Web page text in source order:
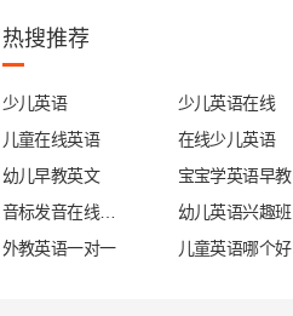
热搜推荐
少儿英语
少儿英语在线
儿童在线英语
在线少儿英语
幼儿早教英文
宝宝学英语早教
幼儿英语兴趣班
外教英语一对一
儿童英语哪个好